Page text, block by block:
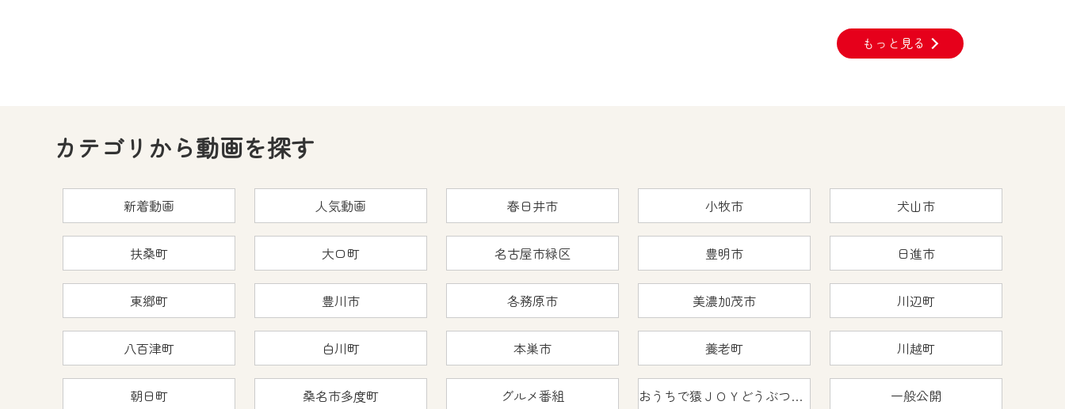
もっと見る
カテゴリから動画を探す
新着動画 人気動画 春日井市 小牧市 犬山市
扶桑町 大口町 名古屋市緑区 豊明市 日進市
東郷町 豊川市 各務原市 美濃加茂市 川辺町
八百津町 白川町 本巣市 養老町 川越町
朝日町 桑名市多度町 グルメ番組 おうちで猿ＪＯＹどうぶつえん 一般公開